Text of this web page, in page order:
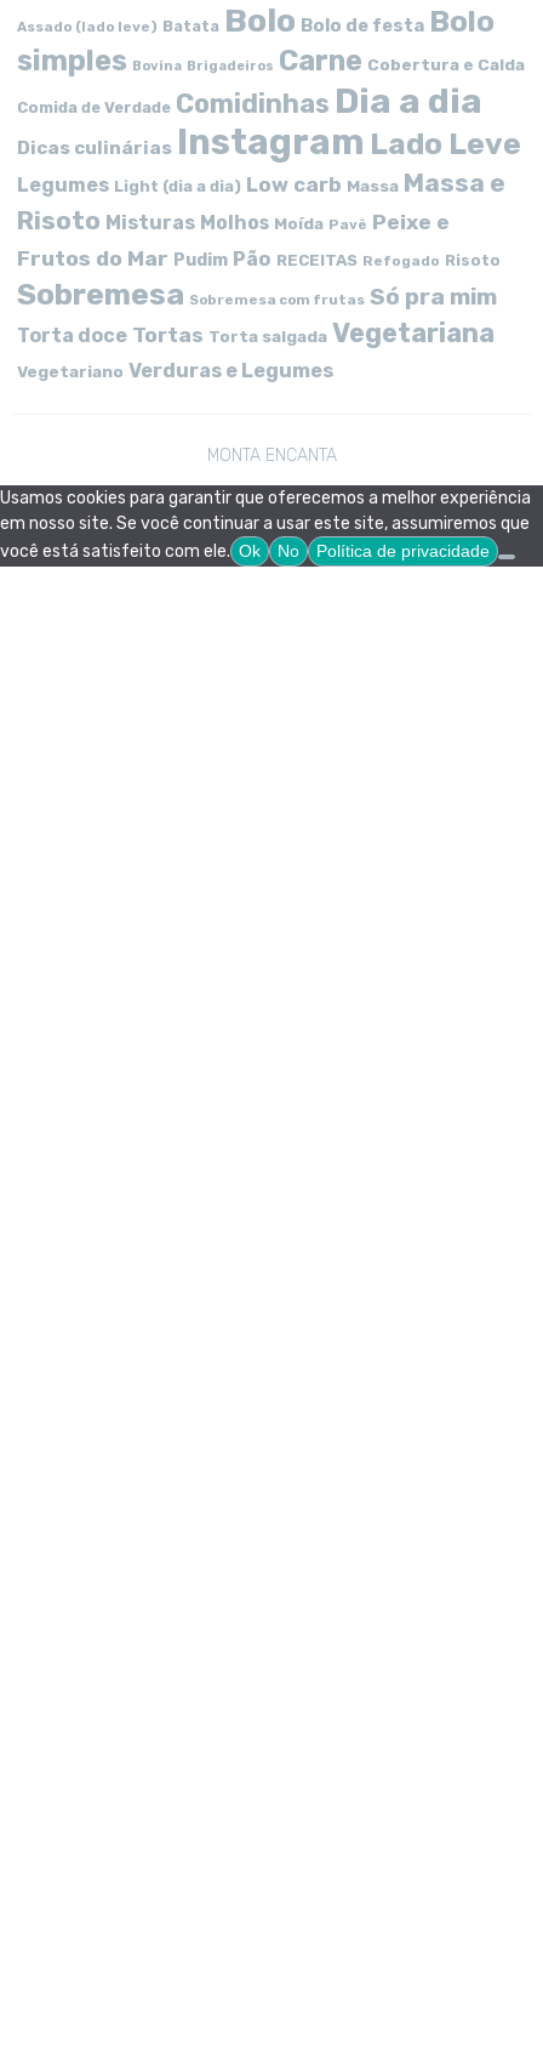
Assado (lado leve) Batata Bolo Bolo de festa Bolo
simples Bovina Brigadeiros Carne Cobertura e Calda
Comida de Verdade Comidinhas Dia a dia
Dicas culinárias Instagram Lado Leve
Legumes Light (dia a dia) Low carb Massa Massa e
Risoto Misturas Molhos Moída Pavê Peixe e
Frutos do Mar Pudim Pão RECEITAS Refogado Risoto
Sobremesa Sobremesa com frutas Só pra mim
Torta doce Tortas Torta salgada Vegetariana
Vegetariano Verduras e Legumes
MONTA ENCANTA
Usamos cookies para garantir que oferecemos a melhor experiência
em nosso site. Se você continuar a usar este site, assumiremos que
você está satisfeito com ele. Ok No Política de privacidade